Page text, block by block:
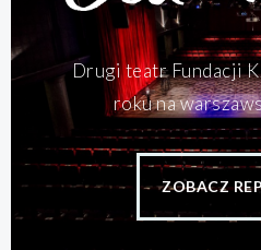
Drugi teatr Fundacji
roku na
ZOBACZ